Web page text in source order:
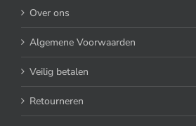
Over ons
Algemene Voorwaarden
Veilig betalen
Retourneren